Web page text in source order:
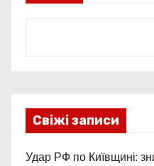
Свіжі записи
Удар РФ по Київщині: